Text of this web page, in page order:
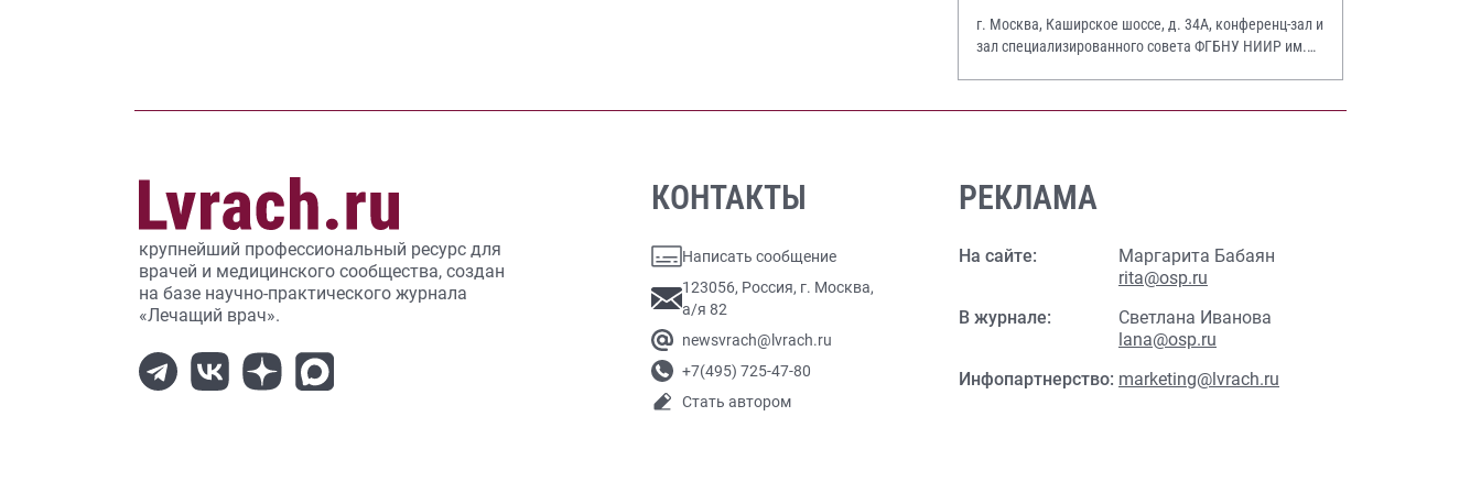
г. Москва, Каширское шоссе, д. 34А, конференц-зал и
зал специализированного совета ФГБНУ НИИР им.
крупнейший профессиональный ресурс для
врачей и медицинского сообщества, создан
на базе научно-практического журнала
«Лечащий врач».
КОНТАКТЫ
Написать сообщение
123056, Россия, г. Москва,
а/я 82
newsvrach@lvrach.ru
+7(495) 725-47-80
Стать автором
РЕКЛАМА
На сайте:
Маргарита Бабаян
rita@osp.ru
В журнале:
Светлана Иванова
lana@osp.ru
Инфопартнерство: marketing@lvrach.ru